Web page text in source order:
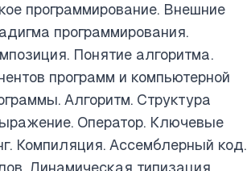
программирование. Внешние
программирования.
Понятие алгоритма.
программ и компьютерной
Алгоритм. Структура
Оператор. Ключевые
Компиляция. Ассемблерный код.
Динамическая типизация,